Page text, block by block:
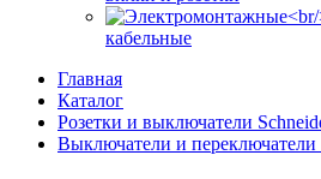
кабельные
Главная
Каталог
Розетки и выключатели
Выключатели и переключатели